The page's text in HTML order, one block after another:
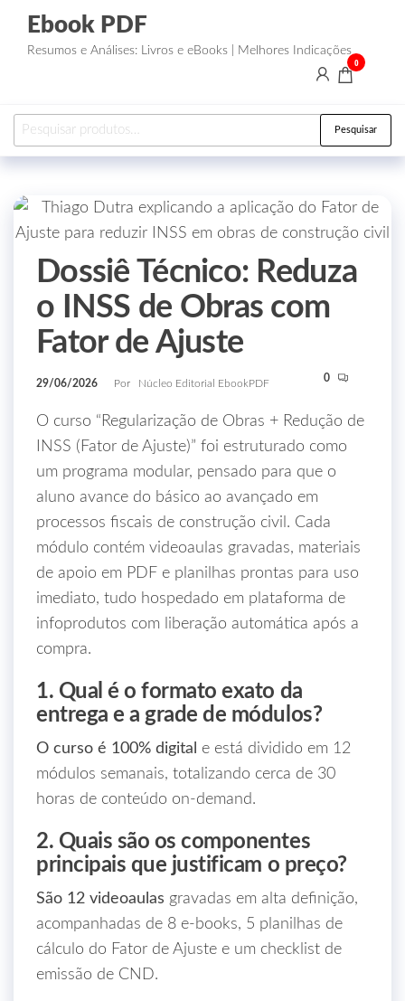
Ebook PDF
Resumos e Análises: Livros e eBooks | Melhores Indicações
0
Pesquisar
Dossiê Técnico: Reduza
o INSS de Obras com
Fator de Ajuste
29/06/2026 Por Núcleo Editorial EbookPDF 0
O curso “Regularização de Obras + Redução de
INSS (Fator de Ajuste)” foi estruturado como
um programa modular, pensado para que o
aluno avance do básico ao avançado em
processos fiscais de construção civil. Cada
módulo contém videoaulas gravadas, materiais
de apoio em PDF e planilhas prontas para uso
imediato, tudo hospedado em plataforma de
infoprodutos com liberação automática após a
compra.
1. Qual é o formato exato da
entrega e a grade de módulos?
O curso é 100% digital
e está dividido em 12
módulos semanais, totalizando cerca de 30
horas de conteúdo on‑demand.
2. Quais são os componentes
principais que justificam o preço?
São 12 videoaulas gravadas em alta definição,
acompanhadas de 8 e‑books, 5 planilhas de
cálculo do Fator de Ajuste e um checklist de
emissão de CND.